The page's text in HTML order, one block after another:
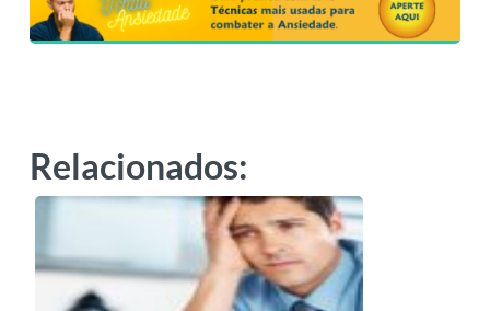
Relacionados: